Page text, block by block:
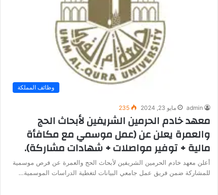
وظائف المملكة
admin مايو 23, 2024 235
معهد خادم الحرمين الشريفين لأبحاث الحج
والعمرة يعلن عن (عمل موسمي مع مكافأة
مالية + توفير مواصلات + شهادات مشاركة).
أعلن معهد خادم الحرمين الشريفين لأبحاث الحج والعمرة عن فرص موسمية
للمشاركة ضمن فريق عمل جامعي البيانات لتغطية الدراسات الموسمية…